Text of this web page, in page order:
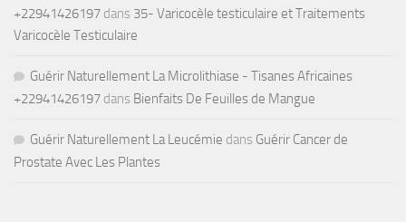
+22941426197 dans 35- Varicocèle testiculaire et Traitements
Varicocèle Testiculaire
Guérir Naturellement La Microlithiase - Tisanes Africaines
+22941426197 dans Bienfaits De Feuilles de Mangue
Guérir Naturellement La Leucémie dans Guérir Cancer de
Prostate Avec Les Plantes